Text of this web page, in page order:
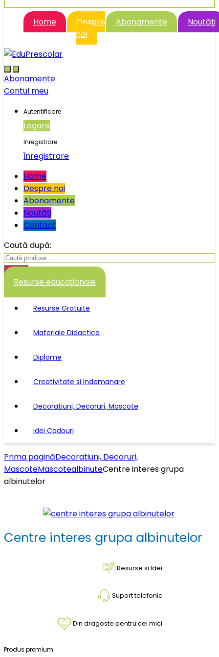
Home
Despre
noi
Abonamente Noutăţi
Abonamente
Contul meu
Autentificare
Logare
Inregistrare
Înregistrare
Home
Despre noi
Abonamente
Noutăţi
Contact
Caută după:
Caută
Resurse educaţionale
Resurse Gratuite
Materiale Didactice
Diplome
Creativitate si Indemanare
Decoratiuni, Decoruri, Mascote
Idei Cadouri
Prima paginăDecoratiuni, Decoruri,
MascoteMascotealbinuteCentre interes grupa
albinutelor
Centre interes grupa albinutelor
Resurse si Idei
Suport telefonic
Din dragoste pentru cei mici
Produs premium